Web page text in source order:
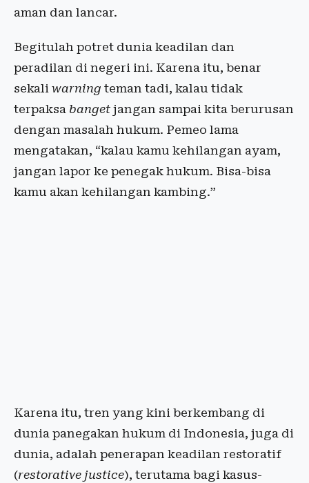
aman dan lancar.
Begitulah potret dunia keadilan dan
peradilan di negeri ini. Karena itu, benar
sekali warning teman tadi, kalau tidak
terpaksa banget jangan sampai kita berurusan
dengan masalah hukum. Pemeo lama
mengatakan, “kalau kamu kehilangan ayam,
jangan lapor ke penegak hukum. Bisa-bisa
kamu akan kehilangan kambing.”
Karena itu, tren yang kini berkembang di
dunia panegakan hukum di Indonesia, juga di
dunia, adalah penerapan keadilan restoratif
(restorative justice), terutama bagi kasus-